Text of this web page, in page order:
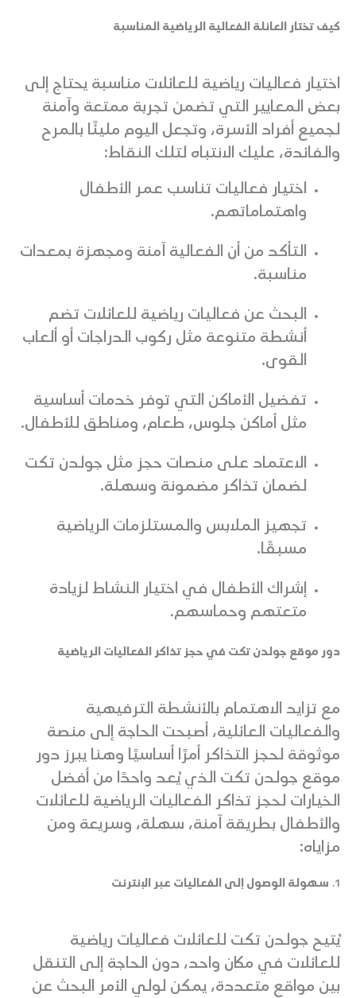
كيف تختار العائلة الفعالية الرياضية المناسبة
اختيار فعاليات رياضية للعائلات مناسبة يحتاج إلى
بعض المعايير التي تضمن تجربة ممتعة وآمنة
لجميع أفراد الأسرة، وتجعل اليوم مليئًا بالمرح
والفائدة، عليك الانتباه لتلك النقاط:
اختيار فعاليات تناسب عمر الأطفال
واهتماماتهم.
التأكد من أن الفعالية آمنة ومجهزة بمعدات
مناسبة.
البحث عن فعاليات رياضية للعائلات تضم
أنشطة متنوعة مثل ركوب الدراجات أو ألعاب
القوى.
تفضيل الأماكن التي توفر خدمات أساسية
مثل أماكن جلوس، طعام، ومناطق للأطفال.
الاعتماد على منصات حجز مثل جولدن تكت
لضمان تذاكر مضمونة وسهلة.
تجهيز الملابس والمستلزمات الرياضية
مسبقًا.
إشراك الأطفال في اختيار النشاط لزيادة
متعتهم وحماسهم.
دور موقع جولدن تكت في حجز تذاكر الفعاليات الرياضية
مع تزايد الاهتمام بالأنشطة الترفيهية
والفعاليات العائلية، أصبحت الحاجة إلى منصة
موثوقة لحجز التذاكر أمرًا أساسيًا وهنا يبرز دور
موقع جولدن تكت الذي يُعد واحدًا من أفضل
الخيارات لحجز تذاكر الفعاليات الرياضية للعائلات
والأطفال بطريقة آمنة، سهلة، وسريعة ومن
مزاياه:
1. سهولة الوصول إلى الفعاليات عبر الإنترنت
يُتيح جولدن تكت للعائلات فعاليات رياضية
للعائلات في مكان واحد، دون الحاجة إلى التنقل
بين مواقع متعددة، يمكن لولي الأمر البحث عن